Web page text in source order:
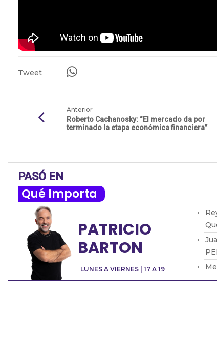
Tweet
Anterior
Roberto Cachanosky: “El mercado da por
terminado la etapa económica financiera”
PASÓ EN
Qué Importa
LUNES A VIERNES | 17 A 19
PATRICIO
BARTON